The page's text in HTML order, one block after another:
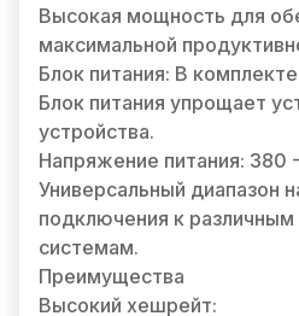
Высокая мощность для
максимальной
Блок питания: В комплекте
Блок питания упрощает
устройства.
Напряжение питания: 380
Универсальный диапазон
подключения к
системам.
Преимущества
Высокий хешрейт: